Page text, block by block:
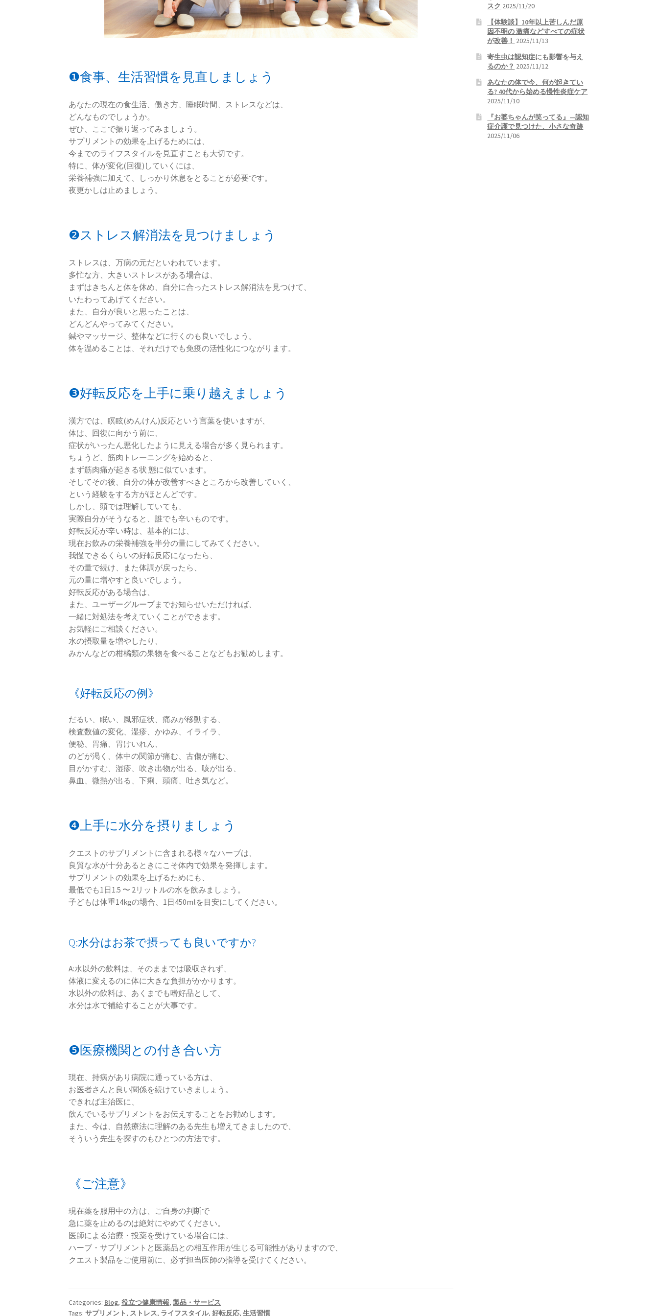
❶食事、生活習慣を見直しましょう
あなたの現在の食生活、働き方、睡眠時間、ストレスなどは、
どんなものでしょうか。
ぜひ、ここで振り返ってみましょう。
サプリメントの効果を上げるためには、
今までのライフスタイルを見直すことも大切です。
特に、体が変化(回復)していくには、
栄養補強に加えて、しっかり休息をとることが必要です。
夜更かしは止めましょう。
❷ストレス解消法を見つけましょう
ストレスは、万病の元だといわれています。
多忙な方、大きいストレスがある場合は、
まずはきちんと体を休め、自分に合ったストレス解消法を見つけて、
いたわってあげてください。
また、自分が良いと思ったことは、
どんどんやってみてください。
鍼やマッサージ、整体などに行くのも良いでしょう。
体を温めることは、それだけでも免疫の活性化につながります。
❸好転反応を上手に乗り越えましょう
漢方では、瞑眩(めんけん)反応という言葉を使いますが、
体は、回復に向かう前に、
症状がいったん悪化したように見える場合が多く見られます。
ちょうど、筋肉トレーニングを始めると、
まず筋肉痛が起きる状 態に似ています。
そしてその後、自分の体が改善すべきところから改善していく、
という経験をする方がほとんどです。
しかし、頭では理解していても、
実際自分がそうなると、誰でも辛いものです。
好転反応が辛い時は、基本的には、
現在お飲みの栄養補強を半分の量にしてみてください。
我慢できるくらいの好転反応になったら、
その量で続け、また体調が戻ったら、
元の量に増やすと良いでしょう。
好転反応がある場合は、
また、ユーザーグループまでお知らせいただければ、
一緒に対処法を考えていくことができます。
お気軽にご相談ください。
水の摂取量を増やしたり、
みかんなどの柑橘類の果物を食べることなどもお勧めします。
《好転反応の例》
だるい、眠い、風邪症状、痛みが移動する、
検査数値の変化、湿疹、かゆみ、イライラ、
便秘、胃痛、胃けいれん、
のどが渇く、体中の関節が痛む、古傷が痛む、
目がかすむ、湿疹、吹き出物が出る、咳が出る、
鼻血、微熱が出る、下痢、頭痛、吐き気など。
❹上手に水分を摂りましょう
クエストのサプリメントに含まれる様々なハーブは、
良質な水が十分あるときにこそ体内で効果を発揮します。
サプリメントの効果を上げるためにも、
最低でも1日1.5 〜 2リットルの水を飲みましょう。
子どもは体重14kgの場合、1日450mlを目安にしてください。
Q:水分はお茶で摂っても良いですか?
A:水以外の飲料は、そのままでは吸収されず、
体液に変えるのに体に大きな負担がかかります。
水以外の飲料は、あくまでも嗜好品として、
水分は水で補給することが大事です。
❺医療機関との付き合い方
現在、持病があり病院に通っている方は、
お医者さんと良い関係を続けていきましょう。
できれば主治医に、
飲んでいるサプリメントをお伝えすることをお勧めします。
また、今は、自然療法に理解のある先生も増えてきましたので、
そういう先生を探すのもひとつの方法です。
《ご注意》
現在薬を服用中の方は、ご自身の判断で
急に薬を止めるのは絶対にやめてください。
医師による治療・投薬を受けている場合には、
ハーブ・サプリメントと医薬品との相互作用が生じる可能性がありますので、
クエスト製品をご使用前に、必ず担当医師の指導を受けてください。
Categories: Blog,役立つ健康情報,製品・サービス
Tags:サプリメント , ストレス, ライフスタイル,好転反応,生活習慣
スク 2025/11/20
【体験談】10年以上苦しんだ原
因不明の 激痛などすべての症状
が改善！ 2025/11/13
寄生虫は認知症にも影響を与え
るのか？ 2025/11/12
あなたの体で今、何が起きてい
る? 40代から始める慢性炎症ケア
2025/11/10
『お婆ちゃんが笑ってる』—認知
症介護で見つけた、小さな奇跡
2025/11/06